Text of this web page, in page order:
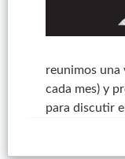
reunimos una
cada mes) y
para discutir